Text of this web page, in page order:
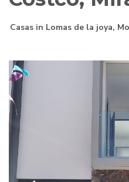
Casas in Lomas de la joya,